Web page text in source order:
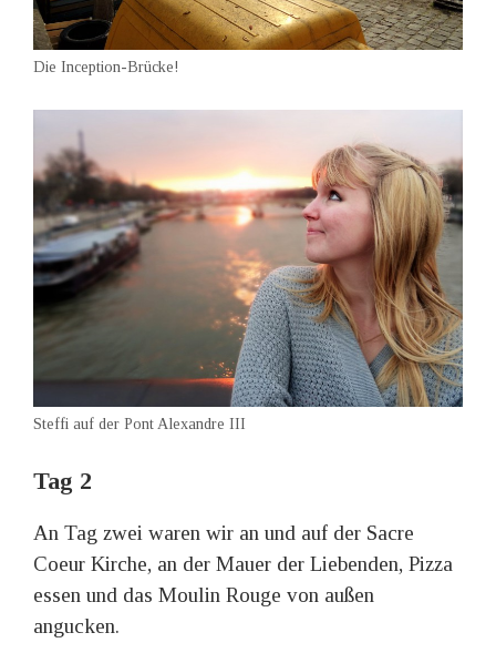
Die Inception-Brücke!
Steffi auf der Pont Alexandre III
Tag 2
An Tag zwei waren wir an und auf der Sacre
Coeur Kirche, an der Mauer der Liebenden, Pizza
essen und das Moulin Rouge von außen
angucken.